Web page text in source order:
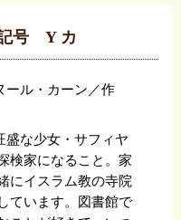
号 Y カ
ール・カーン／作
盛な少女・サフィヤ
検家になること。家
にイスラム教の寺院
ています。図書館で